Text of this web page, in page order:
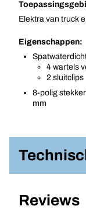
Elektra van truck
Eigenschappen:
4 wartels
2 sluitclips
8-polig
mm
Reviews